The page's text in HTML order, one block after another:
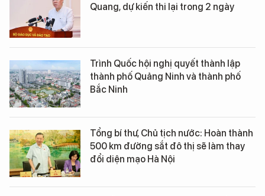
Quang, dự kiến thi lại trong 2 ngày
Trình Quốc hội nghị quyết thành lập
thành phố Quảng Ninh và thành phố
Bắc Ninh
Tổng bí thư, Chủ tịch nước: Hoàn thành
500 km đường sắt đô thị sẽ làm thay
đổi diện mạo Hà Nội